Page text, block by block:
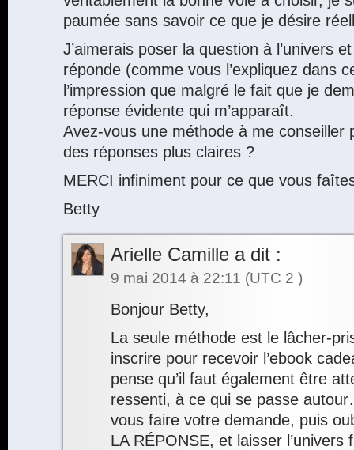
paumée sans savoir ce que je désire
J’aimerais poser la question à l’univers
réponde (comme vous l’expliquez dans
l’impression que malgré le fait que je
réponse évidente qui m’apparaît.
Avez-vous une méthode à me conseiller
des réponses plus claires ?
MERCI infiniment pour ce que vous
Betty
Arielle Camille a dit :
9 mai 2014 à 22:11 (UTC 2 )
Bonjour Betty,
La seule méthode est le lâcher-
inscrire pour recevoir l’ebook
pense qu’il faut également être
ressenti, à ce qui se passe
vous faire votre demande, puis
LA RÉPONSE, et laisser l’univers